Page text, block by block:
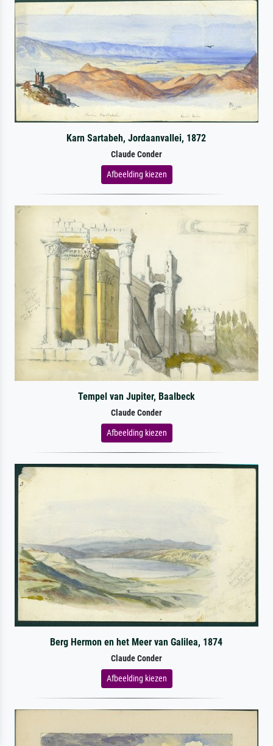
Karn Sartabeh, Jordaanvallei, 1872
Claude Conder
Afbeelding kiezen
Tempel van Jupiter, Baalbeck
Claude Conder
Afbeelding kiezen
Berg Hermon en het Meer van Galilea, 1874
Claude Conder
Afbeelding kiezen